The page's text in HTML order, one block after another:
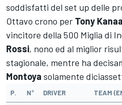
soddisfatti del set up delle
Ottavo crono per Tony
vincitore della 500 Miglia di
Rossi, nono ed al miglior
stagionale, mentre ha
Montoya solamente
P. N° DRIVER TEAM